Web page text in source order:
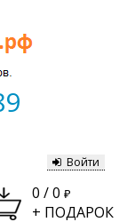
Войти
0 /0 ₽
+ ПОДАРОК